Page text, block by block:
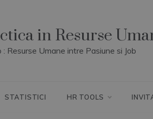
in Resurse
Resurse Umane intre Pasiune si Job
STATISTICI HR TOOLS